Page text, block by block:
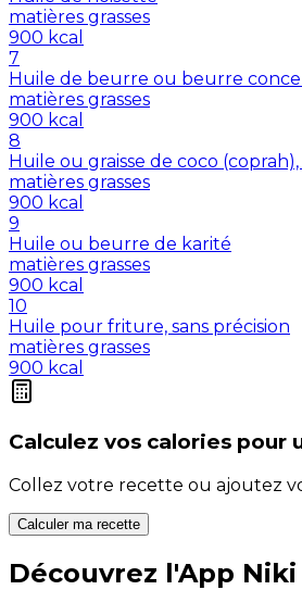
matières grasses
900 kcal
7
Huile de beurre ou beurre
matières grasses
900 kcal
8
Huile ou graisse de coco
matières grasses
900 kcal
9
Huile ou beurre de karité
matières grasses
900 kcal
10
Huile pour friture, sans précision
matières grasses
900 kcal
Calculez vos calories pour
Collez votre recette ou ajoutez
Calculer ma recette
Découvrez l'App Niki